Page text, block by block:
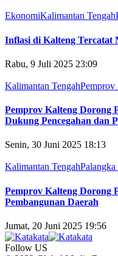
EkonomiKalimantan Tengah
Inflasi di Kalteng Tercatat
Rabu, 9 Juli 2025 23:09
Kalimantan TengahPemprov
Pemprov Kalteng Dorong
Dukung Pencegahan dan
Senin, 30 Juni 2025 18:13
Kalimantan TengahPalangka
Pemprov Kalteng Dorong
Pembangunan Daerah
Jumat, 20 Juni 2025 19:56
Follow US